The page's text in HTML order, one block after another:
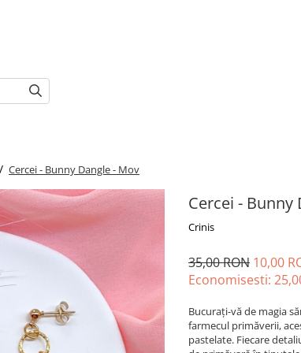
Cercei - Bunny Dangle - Mov
Cercei - Bunny
Crinis
35,00 RON 10,00
Economisesti:
Bucurați-vă de magia
farmecul primăverii,
pastelate. Fiecare